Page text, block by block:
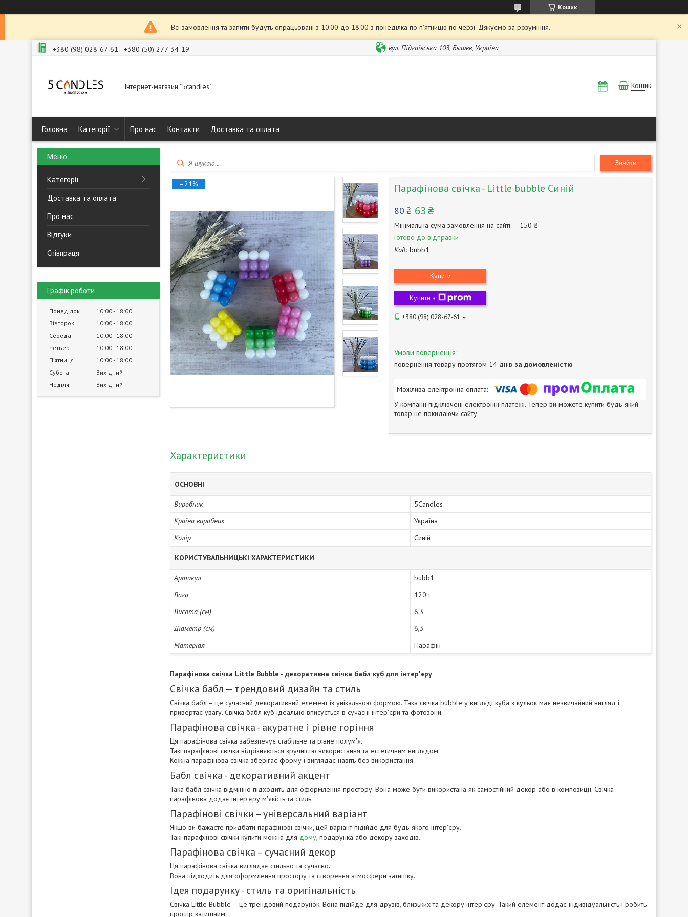
Кошик
Всі замовлення та запити будуть опрацьовані з 10:00 до 18:00 з понеділка по п'ятницю по черзі. Дякуємо за розуміння.
+380 (98) 028-67-61 +380 (50) 277-34-19 вул. Підгаївська 103, Бышев, Україна
Інтернет-магазин "5candles" Кошик
Головна Категорії Про нас Контакти Доставка та оплата
Категорії
Доставка та оплата
Про нас
Відгуки
Співпраця
Графік роботи
Понеділок 10:00 18:00
Вівторок
10:00 18:00
Середа
10:00 18:00
Четвер
10:00 18:00
Пʼятниця
10:00 18:00
Субота
Вихідний
Неділя
Вихідний
Знайти
–21% Парафінова свічка - Little bubble Синій
80 ₴ 63 ₴
Мінімальна сума замовлення на сайті — 150 ₴
Готово до відправки
Код: bubb1
Купити
Купити з
+380 (98) 028-67-61
повернення товару протягом 14 днів за домовленістю
У компанії підключені електронні платежі. Тепер ви можете купити будь-який
товар не покидаючи сайту.
Характеристики
ОСНОВНІ
Виробник
5Candles
Країна виробник
Україна
Колір
Синій
КОРИСТУВАЛЬНИЦЬКІ ХАРАКТЕРИСТИКИ
Артикул
bubb1
Вага
120 г
Висота (см)
6,3
Діаметр (см)
6,3
Матеріал
Парафін
Парафінова свічка Little Bubble - декоративна свічка бабл куб для інтер'єру
Свічка бабл — трендовий дизайн та стиль
Свічка бабл – це сучасний декоративний елемент із унікальною формою. Така свічка bubble у вигляді куба з кульок має незвичайний вигляд і
привертає увагу. Свічка бабл куб ідеально вписується в сучасні інтер'єри та фотозони.
Парафінова свічка - акуратне і рівне горіння
Ця парафінова свічка забезпечує стабільне та рівне полум'я.
Такі парафінові свічки відрізняються зручністю використання та естетичним виглядом.
Кожна парафінова свічка зберігає форму і виглядає навіть без використання.
Бабл свічка - декоративний акцент
Така бабл свічка відмінно підходить для оформлення простору. Вона може бути використана як самостійний декор або в композиції. Свічка
парафінова додає інтер'єру м'якість та стиль.
Парафінові свічки – універсальний варіант
Якщо ви бажаєте придбати парафінові свічки, цей варіант підійде для будь-якого інтер'єру.
Такі парафінові свічки купити можна для дому, подарунка або декору заходів.
Парафінова свічка – сучасний декор
Ця парафінова свічка виглядає стильно та сучасно.
Вона підходить для оформлення простору та створення атмосфери затишку.
Ідея подарунку - стиль та оригінальність
Свічка Little Bubble – це трендовий подарунок. Вона підійде для друзів, близьких та декору інтер'єру. Такий елемент додає індивідуальність і робить
простір затишним.